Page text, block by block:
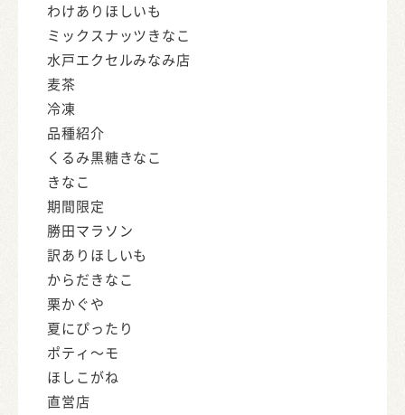
わけありほしいも
ミックスナッツきなこ
水戸エクセルみなみ店
麦茶
冷凍
品種紹介
くるみ黒糖きなこ
きなこ
期間限定
勝田マラソン
訳ありほしいも
からだきなこ
栗かぐや
夏にぴったり
ポティ～モ
ほしこがね
直営店